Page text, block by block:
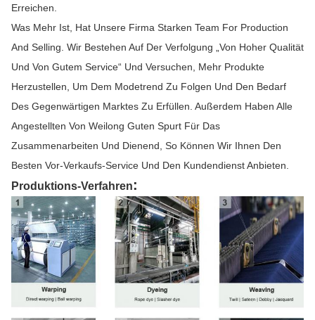
Erreichen.
Was Mehr Ist, Hat Unsere Firma Starken Team For Production
And Selling. Wir Bestehen Auf Der Verfolgung „von Hoher Qualität
Und Von Gutem Service“ Und Versuchen, Mehr Produkte
Herzustellen, Um Dem Modetrend Zu Folgen Und Den Bedarf
Des Gegenwärtigen Marktes Zu Erfüllen. Außerdem Haben Alle
Angestellten Von Weilong Guten Spurt Für Das
Zusammenarbeiten Und Dienend, So Können Wir Ihnen Den
Besten Vor-Verkaufs-Service Und Den Kundendienst Anbieten.
Produktions-Verfahren: